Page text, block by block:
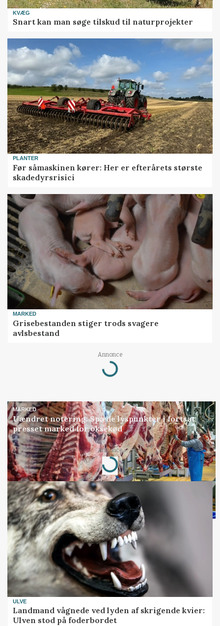
KVÆG
Snart kan man søge tilskud til naturprojekter
PLANTER
Før såmaskinen kører: Her er efterårets største
skadedyrsrisici
MARKED
Grisebestanden stiger trods svagere
avlsbestand
Annonce
Loading...
MARKED
Uændret notering: Spæde lyspunkter i fortsat
presset marked for oksekød
Annonce
Loading...
ULVE
Landmand vågnede ved lyden af skrigende kvier:
Ulven stod på foderbordet